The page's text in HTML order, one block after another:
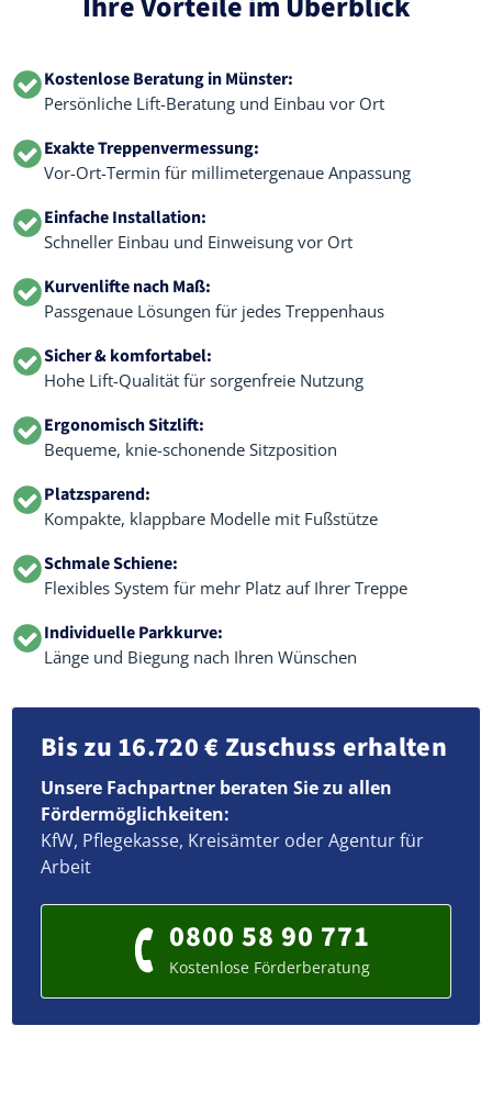
Kostenlose Beratung in Münster:
Persönliche Lift-Beratung und Einbau vor Ort
Exakte Treppenvermessung:
Vor-Ort-Termin für millimetergenaue Anpassung
Einfache Installation:
Schneller Einbau und Einweisung vor Ort
Kurvenlifte nach Maß:
Passgenaue Lösungen für jedes Treppenhaus
Sicher & komfortabel:
Hohe Lift-Qualität für sorgenfreie Nutzung
Ergonomisch Sitzlift:
Bequeme, knie-schonende Sitzposition
Platzsparend:
Kompakte, klappbare Modelle mit Fußstütze
Schmale Schiene:
Flexibles System für mehr Platz auf Ihrer Treppe
Individuelle Parkkurve:
Länge und Biegung nach Ihren Wünschen
Bis zu 16.720 € Zuschuss erhalten
Unsere Fachpartner beraten Sie zu allen
Fördermöglichkeiten:
KfW, Pflegekasse, Kreisämter oder Agentur für
Arbeit
0800 58 90 771
Kostenlose Förderberatung